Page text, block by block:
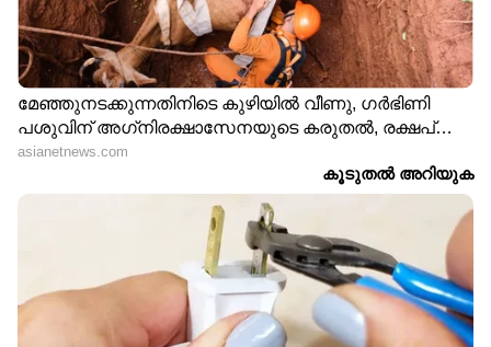
ശക്തമായ കാറ്റിനും മോശം കാലാവസ്ഥയ്ക്കും
സാധ്യത.
മധ്യ പടിഞ്ഞാറൻ അതിനോട് ചേർന്നുള്ള മധ്യ
കിഴക്കൻ ബംഗാൾ ഉൾക്കടൽ, വടക്ക് ആന്ധ്ര
പ്രദേശ് തീരം എന്നിവിടങ്ങളിൽ മണിക്കൂറിൽ 50
മുതൽ 60 കിലോമീറ്റര്‍ വേഗതയിലും
ചിലവസരങ്ങളിൽ മണിക്കൂറിൽ 70 കിലോമീറ്റര്‍
വരെ വേഗതയിലും ശക്തമായ കാറ്റിനും മോശം
കാലാവസ്ഥയ്ക്കും സാധ്യത.